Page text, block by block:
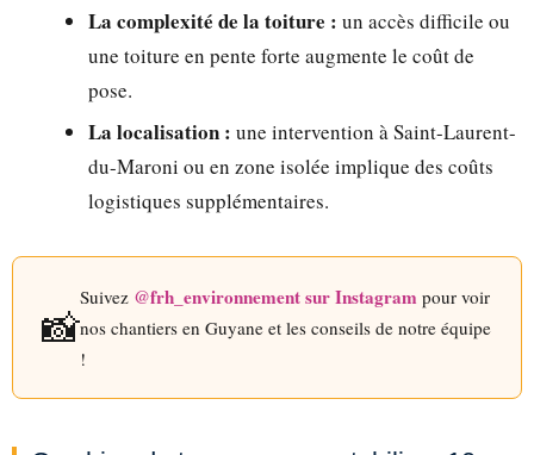
La complexité de la toiture : un accès difficile ou
une toiture en pente forte augmente le coût de
pose.
La localisation : une intervention à Saint-Laurent-
du-Maroni ou en zone isolée implique des coûts
logistiques supplémentaires.
📸
Suivez @frh_environnement sur Instagram pour voir
nos chantiers en Guyane et les conseils de notre équipe
!